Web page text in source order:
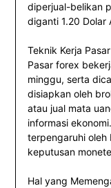
diperjual-belikan
diganti 1.20 Dolar
Teknik Kerja
Pasar forex
minggu, serta
disiapkan oleh
atau jual mata
informasi
terpengaruhi oleh
keputusan
Hal yang